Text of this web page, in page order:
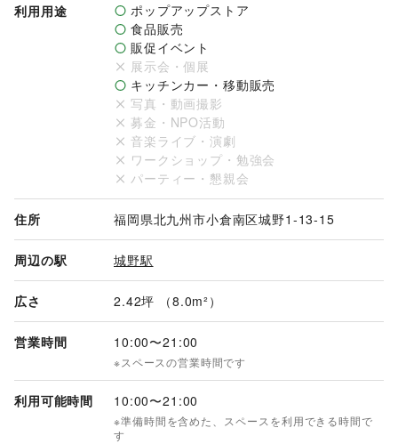
利用用途
ポップアップストア
食品販売
販促イベント
展示会・個展
キッチンカー・移動販売
写真・動画撮影
募金・NPO活動
音楽ライブ・演劇
ワークショップ・勉強会
パーティー・懇親会
住所 福岡県北九州市小倉南区城野1-13-15
周辺の駅 城野駅
広さ 2.42坪 （8.0m²）
営業時間 10:00〜21:00
※スペースの営業時間です
利用可能時間 10:00〜21:00
※準備時間を含めた、スペースを利用できる時間で
す